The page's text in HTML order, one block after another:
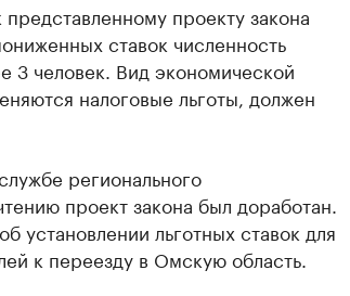
проекту закона
ставок численность
3 человек. Вид экономической
налоговые льготы, должен
регионального
проект закона был доработан.
установлении льготных ставок для
к переезду в Омскую область.